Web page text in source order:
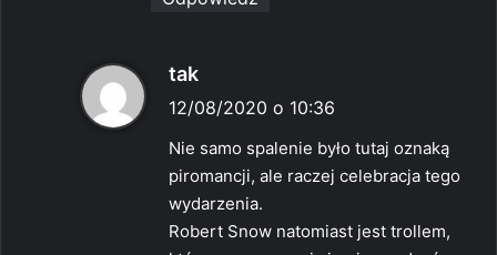
tak
i
e
:
12/08/2020 o 10:36
Nie samo spalenie było tutaj oznaką
piromancji, ale raczej celebracja tego
wydarzenia.
Robert Snow natomiast jest trollem,